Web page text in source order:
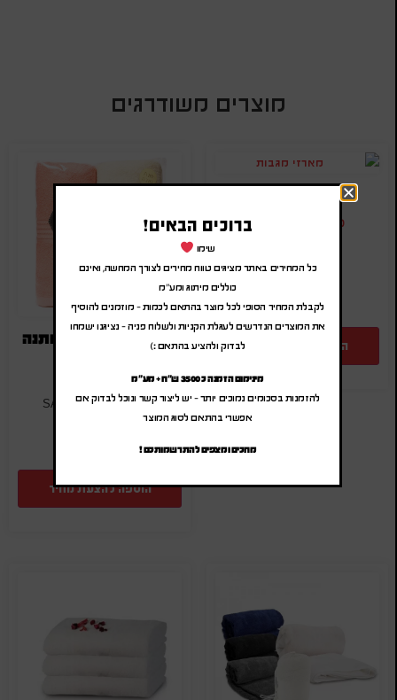
מוצרים משודרגים
מארזי מגבות
108.00
הוספה להצעת מחיר זוג מגבות במארז מתנה
(לפני מע"מ)
SA-ANGELINA
הוספה להצעת מחיר
ברוכים הבאים!
שימו
כל המחירים באתר מציגים טווח מחירים לצורך המחשה, ואינם
כוללים מיתוג ומע"מ
לקבלת המחיר הסופי לכל מוצר בהתאם לכמות – מוזמנים להוסיף
את המוצרים הנדרשים לעגלת הקניות ולשלוח פניה – נציגנו ישמחו
לבדוק ולהציע בהתאם :)
מינימום הזמנה כ 3500 ש"ח + מע"מ
להזמנות בסכומים נמוכים יותר – יש ליצור קשר ונוכל לבדוק אם
אפשרי בהתאם לסוג המוצר
מחכים ומצפים להתרשמותכם !